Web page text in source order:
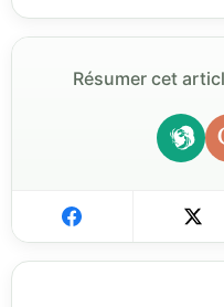
Résumer cet